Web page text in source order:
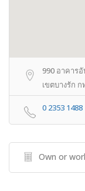
990 อาคาร
เขตบางรัก
0 2353 1488
Own or